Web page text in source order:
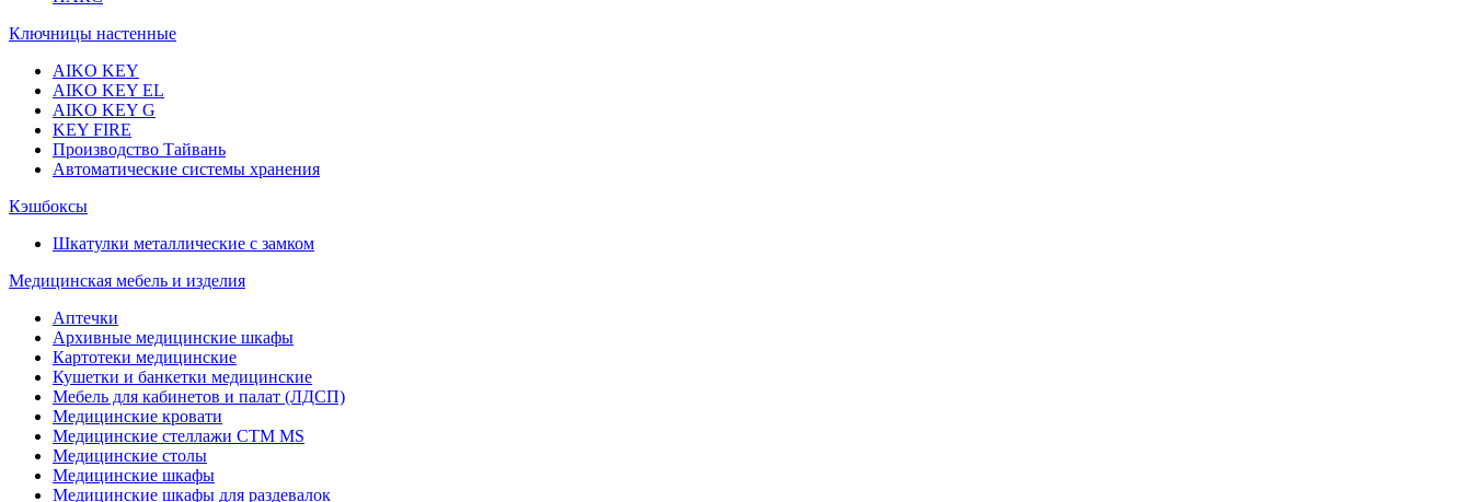
Ключницы настенные
AIKO KEY
AIKO KEY EL
AIKO KEY G
KEY FIRE
Производство Тайвань
Автоматические системы хранения
Кэшбоксы
Шкатулки металлические с замком
Медицинская мебель и изделия
Аптечки
Архивные медицинские шкафы
Картотеки медицинские
Кушетки и банкетки медицинские
Мебель для кабинетов и палат (ЛДСП)
Медицинские кровати
Медицинские стеллажи CTM MS
Медицинские столы
Медицинские шкафы
Медицинские шкафы для раздевалок